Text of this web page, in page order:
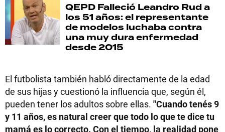
QEPD Falleció Leandro Rud a
los 51 años: el representante
de modelos luchaba contra
una muy dura enfermedad
desde 2015
El futbolista también habló directamente de la edad
de sus hijas y cuestionó la influencia que, según él,
pueden tener los adultos sobre ellas. "Cuando tenés 9
y 11 años, es natural creer que todo lo que te dice tu
mamá es lo correcto. Con el tiempo, la realidad pone